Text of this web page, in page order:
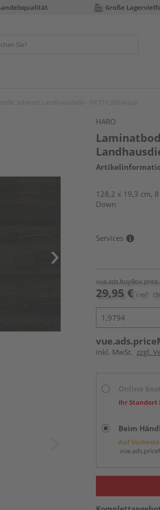
Große
HARO
128,2 x 19,3 cm,
Down
Services
29,95 € / m²
inkl. MwSt. zzgl.
Ihr Standort
Beim
Auf